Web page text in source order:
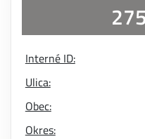
Interné ID:
Ulica:
Obec:
Okres: